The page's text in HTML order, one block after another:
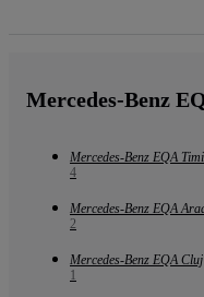
Mercedes-Benz
Mercedes-Benz EQA
4
Mercedes-Benz EQA
2
Mercedes-Benz EQA Cluj
1